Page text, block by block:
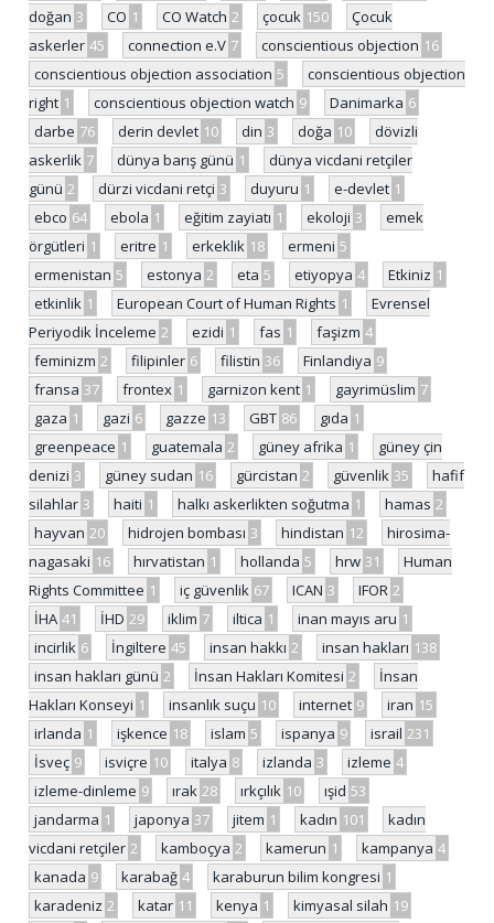
doğan 3 CO 1 CO Watch 2 çocuk 150
Çocuk
askerler 45 connection e.V 7 conscientious objection 16
conscientious objection association 5
conscientious objection
right 1 conscientious objection watch 9 Danimarka 6
darbe 76 derin devlet 10 din 3 doğa 10
dövizli
askerlik 7 dünya barış günü 1
dünya vicdani retçiler
günü 2 dürzi vicdani retçi 3 duyuru 1 e-devlet 1
ebco 64 ebola 1 eğitim zayiatı 1 ekoloji 3
emek
örgütleri 1 eritre 1 erkeklik 18 ermeni 5
ermenistan 5 estonya 2 eta 5 etiyopya 4 Etkiniz 1
etkinlik 1 European Court of Human Rights 1
Evrensel
Periyodik İnceleme 2 ezidi 1 fas 1 faşizm 4
feminizm 2 filipinler 6 filistin 36 Finlandiya 9
fransa 37 frontex 1 garnizon kent 1 gayrimüslim 7
gaza 1 gazi 6 gazze 13 GBT 86 gıda 1
greenpeace 1 guatemala 2 güney afrika 1
güney çin
denizi 3 güney sudan 16 gürcistan 2 güvenlik 35
hafif
silahlar 3 haiti 1 halkı askerlikten soğutma 1 hamas 2
hayvan 20 hidrojen bombası 3 hindistan 12
hirosima-
nagasaki 16 hırvatistan 1 hollanda 5 hrw 31
Human
Rights Committee 1 iç güvenlik 67 ICAN 3 IFOR 2
İHA 41 İHD 29 iklim 7 iltica 1 inan mayıs aru 1
incirlik 6 İngiltere 45 insan hakkı 2 insan hakları 138
insan hakları günü 2 İnsan Hakları Komitesi 2
İnsan
Hakları Konseyi 1 insanlık suçu 10 internet 9 iran 15
irlanda 1 işkence 18 islam 5 ispanya 9 israil 231
İsveç 9 isviçre 10 italya 8 izlanda 3 izleme 4
izleme-dinleme 9 ırak 28 ırkçılık 10 ışid 53
jandarma 1 japonya 37 jitem 1 kadın 101
kadın
vicdani retçiler 2 kamboçya 2 kamerun 1 kampanya 4
kanada 9 karabağ 4 karaburun bilim kongresi 1
karadeniz 2 katar 11 kenya 1 kimyasal silah 19